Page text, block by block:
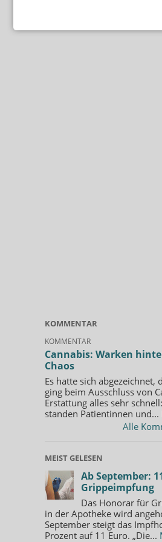
KOMMENTAR
KOMMENTAR
Cannabis: Warken
Chaos
Es hatte sich abgezeichnet,
ging beim Ausschluss von
Erstattung alles sehr
standen Patientinnen und...
Alle
MEIST GELESEN
Ab September:
Grippeimpfung
Das Honorar für
in der Apotheke wird
September steigt das
Prozent auf 11 Euro. „Die...